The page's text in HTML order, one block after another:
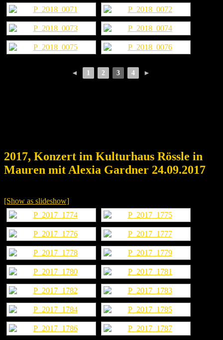
◄ 1 2 3 4 ►
2017, Konzert im Kulturhaus Rössle in
Mauren mit Alexia Gardner 24.09.2017
[Show as slideshow]